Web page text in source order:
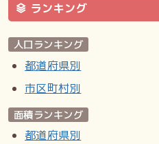
ランキング
人口ランキング
都道府県別
市区町村別
面積ランキング
都道府県別